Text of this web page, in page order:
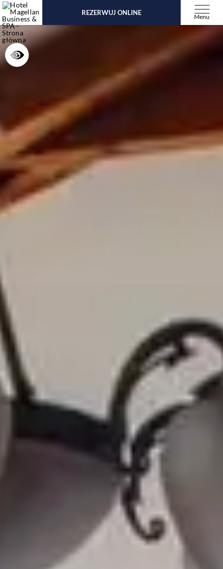
REZERWUJ ONLINE
Menu